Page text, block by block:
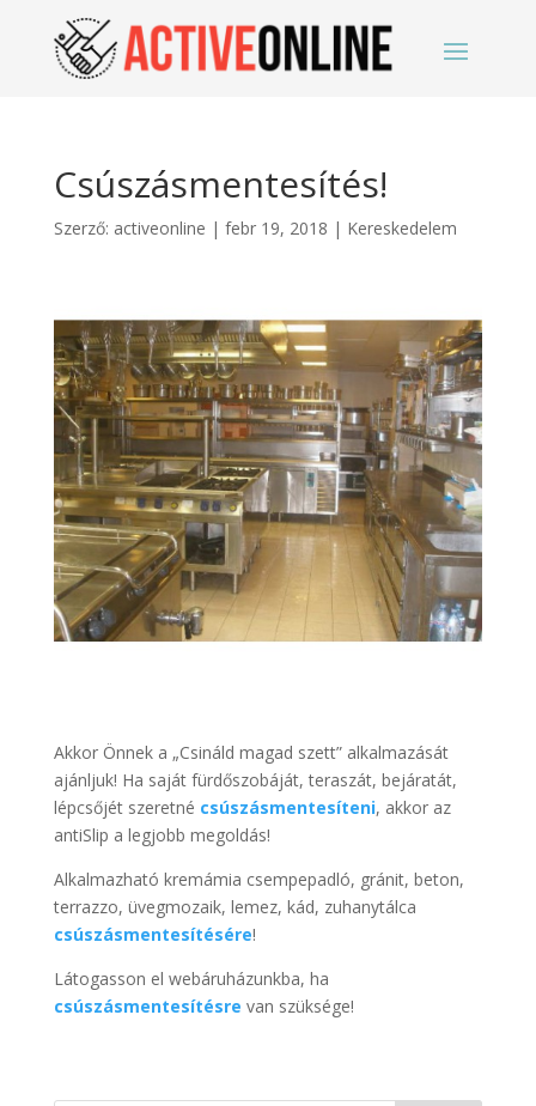
Csúszásmentesítés!
Szerző: activeonline | febr 19, 2018 | Kereskedelem
Akkor Önnek a „Csináld magad szett” alkalmazását
ajánljuk! Ha saját fürdőszobáját, teraszát, bejáratát,
lépcsőjét szeretné csúszásmentesíteni, akkor az
antiSlip a legjobb megoldás!
Alkalmazható kremámia csempepadló, gránit, beton,
terrazzo, üvegmozaik, lemez, kád, zuhanytálca
csúszásmentesítésére!
Látogasson el webáruházunkba, ha
csúszásmentesítésre van szüksége!